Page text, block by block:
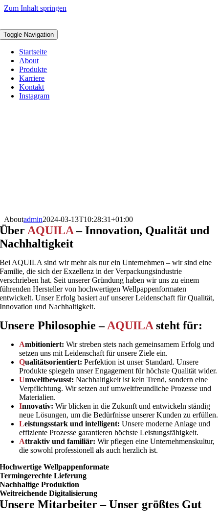
Zum Inhalt springen
Toggle Navigation
Startseite
About
Produkte
Karriere
Kontakt
Instagram
Aboutadmin2024-03-13T10:28:31+01:00
Über AQUILA– Innovation, Qualität und
Nachhaltigkeit
Bei AQUILA sind wir mehr als nur ein Unternehmen – wir sind eine
Familie, die sich der Exzellenz in der Verpackungsindustrie
verschrieben hat. Seit unserer Gründung haben wir uns zu einem
führenden Hersteller von hochwertigen Wellpappenformaten
entwickelt. Unser Erfolg basiert auf unserer Leidenschaft für Qualität,
Innovation und Nachhaltigkeit.
Unsere Philosophie –AQUILA steht für:
Ambitioniert: Wir streben stets nach gemeinsamem Erfolg und
setzen uns mit Leidenschaft für unsere Ziele ein.
Qualitätsorientiert: Perfektion ist unser Standard. Unsere
Produkte spiegeln unser Engagement für höchste Qualität wider.
Umweltbewusst: Nachhaltigkeit ist kein Trend, sondern eine
Verpflichtung. Wir setzen auf umweltfreundliche Prozesse und
Materialien.
Innovativ: Wir blicken in die Zukunft und entwickeln ständig
neue Lösungen, um die Bedürfnisse unserer Kunden zu erfüllen.
Leistungsstark und intelligent: Unsere moderne Anlage und
effiziente Prozesse garantieren höchste Leistungsfähigkeit.
Attraktiv und familiär: Wir pflegen eine Unternehmenskultur,
die sowohl professionell als auch herzlich ist.
Hochwertige Wellpappenformate
Termingerechte Lieferung
Nachhaltige Produktion
Weitreichende Digitalisierung
Unsere Mitarbeiter – Unser größtes Gut